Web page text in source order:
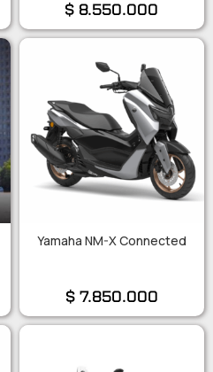
$ 8.550.000
Yamaha NM-X Connected
$7.850.000